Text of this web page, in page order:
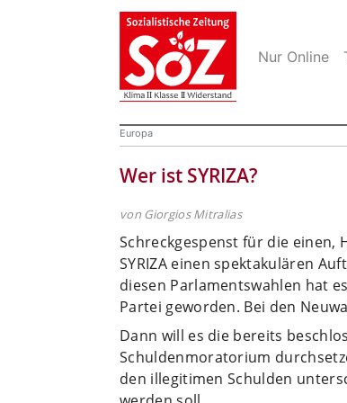
Nur Online
Europa
Wer ist SYRIZA?
von Giorgios Mitralias
Schreckgespenst für die einen,
SYRIZA einen spektakulären
diesen Parlamentswahlen hat
Partei geworden. Bei den
Dann will es die bereits
Schuldenmoratorium
den illegitimen Schulden